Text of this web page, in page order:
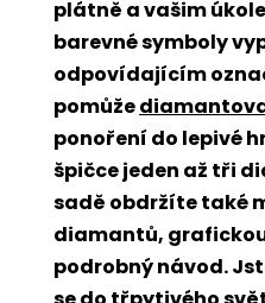
plátně a vašim
barevné symboly
odpovídajícím
pomůže
ponoření do lepivé
špičce jeden až tři
sadě obdržíte také
diamantů,
podrobný návod.